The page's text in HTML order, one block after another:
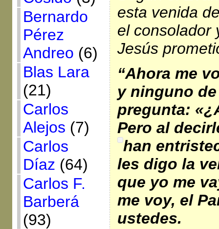
Bernardo
Pérez
Andreo (6)
Blas Lara
(21)
Carlos
Alejos (7)
Carlos
Díaz (64)
Carlos F.
Barberá
(93)
esta venida
el consolador
Jesús
“Ahora me
y ninguno
pregunta:
Pero al
han
les digo la
que yo me
me voy, el
ustedes.